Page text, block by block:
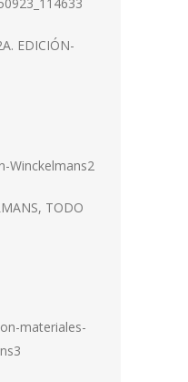
EDICIÓN-
TODO